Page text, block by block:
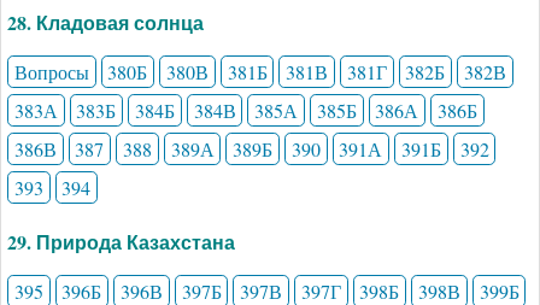
28. Кладовая солнца
Вопросы 380Б 380В 381Б 381В 381Г 382Б
382В
383А
383Б 384Б 384В 385А 385Б 386А
386Б
386В
387 388 389А 389Б 390 391А 391Б
392
393
394
29. Природа Казахстана
395 396Б 396В 397Б 397В 397Г 398Б 398В 399Б